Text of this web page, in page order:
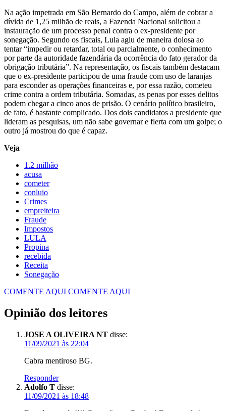
Na ação impetrada em São Bernardo do Campo, além de cobrar a
dívida de 1,25 milhão de reais, a Fazenda Nacional solicitou a
instauração de um processo penal contra o ex-presidente por
sonegação. Segundo os fiscais, Lula agiu de maneira dolosa ao
tentar “impedir ou retardar, total ou parcialmente, o conhecimento
por parte da autoridade fazendária da ocorrência do fato gerador da
obrigação tributária”. Na representação, os fiscais também destacam
que o ex-presidente participou de uma fraude com uso de laranjas
para esconder as operações financeiras e, por essa razão, cometeu
crime contra a ordem tributária. Somadas, as penas por esses delitos
podem chegar a cinco anos de prisão. O cenário político brasileiro,
de fato, é bastante complicado. Dos dois candidatos a presidente que
lideram as pesquisas, um não sabe governar e flerta com um golpe; o
outro já mostrou do que é capaz.
Veja
1.2 milhão
acusa
cometer
conluio
Crimes
empreiteira
Fraude
Impostos
LULA
Propina
recebida
Receita
Sonegação
COMENTE AQUI COMENTE AQUI
Opinião dos leitores
JOSE A OLIVEIRA NT disse:
11/09/2021 às 22:04
Cabra mentiroso BG.
Responder
Adolfo T disse:
11/09/2021 às 18:48